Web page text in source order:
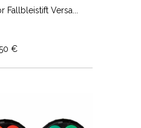
Fallbleistift Versa...
€